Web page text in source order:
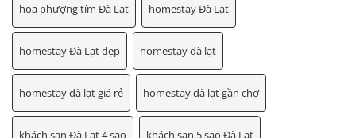
hoa phượng tím Đà Lạt homestay Đà Lạt
homestay Đà Lạt đẹp homestay đà lạt
homestay đà lạt giá rẻ homestay đà lạt gần chợ
khách sạn Đà Lạt 4 sao khách sạn 5 sao Đà Lạt